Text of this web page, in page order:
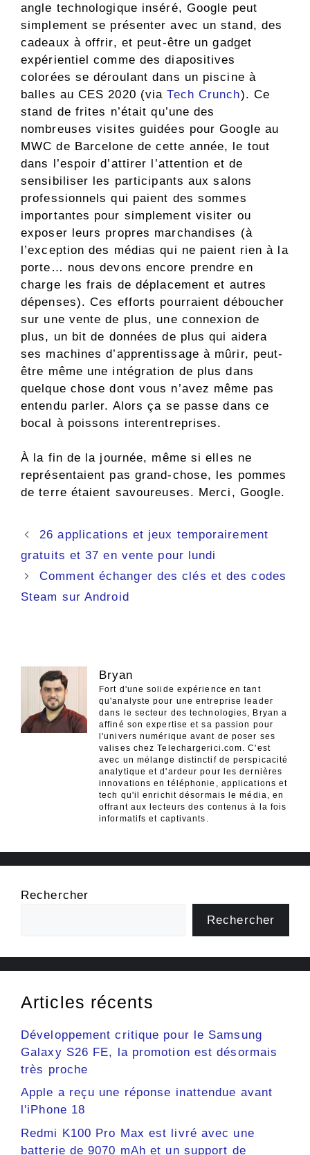
angle technologique inséré, Google peut
simplement se présenter avec un stand, des
cadeaux à offrir, et peut-être un gadget
expérientiel comme des diapositives
colorées se déroulant dans un piscine à
balles au CES 2020 (viaTech Crunch). Ce
stand de frites n’était qu’une des
nombreuses visites guidées pour Google au
MWC de Barcelone de cette année, le tout
dans l’espoir d’attirer l’attention et de
sensibiliser les participants aux salons
professionnels qui paient des sommes
importantes pour simplement visiter ou
exposer leurs propres marchandises (à
l’exception des médias qui ne paient rien à la
porte… nous devons encore prendre en
charge les frais de déplacement et autres
dépenses). Ces efforts pourraient déboucher
sur une vente de plus, une connexion de
plus, un bit de données de plus qui aidera
ses machines d’apprentissage à mûrir, peut-
être même une intégration de plus dans
quelque chose dont vous n’avez même pas
entendu parler. Alors ça se passe dans ce
bocal à poissons interentreprises.
À la fin de la journée, même si elles ne
représentaient pas grand-chose, les pommes
de terre étaient savoureuses. Merci, Google.
Navigation
des
26 applications et jeux temporairement
gratuits et 37 en vente pour lundi
Comment échanger des clés et des codes
Steam sur Android
Bryan
Fort d'une solide expérience en tant
qu'analyste pour une entreprise leader
dans le secteur des technologies, Bryan a
affiné son expertise et sa passion pour
l'univers numérique avant de poser ses
valises chez Telechargerici.com. C'est
avec un mélange distinctif de perspicacité
analytique et d'ardeur pour les dernières
innovations en téléphonie, applications et
tech qu'il enrichit désormais le média, en
offrant aux lecteurs des contenus à la fois
informatifs et captivants.
Rechercher
Rechercher
Articles récents
Développement critique pour le Samsung
Galaxy S26 FE, la promotion est désormais
très proche
Apple a reçu une réponse inattendue avant
l'iPhone 18
Redmi K100 Pro Max est livré avec une
batterie de 9070 mAh et un support de